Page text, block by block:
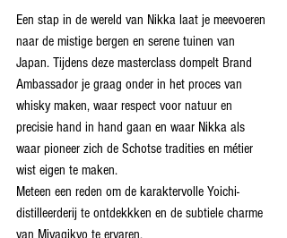
Een stap in de wereld van Nikka laat je meevoeren
naar de mistige bergen en serene tuinen van
Japan. Tijdens deze masterclass dompelt Brand
Ambassador je graag onder in het proces van
whisky maken, waar respect voor natuur en
precisie hand in hand gaan en waar Nikka als
waar pioneer zich de Schotse tradities en métier
wist eigen te maken.
Meteen een reden om de karaktervolle Yoichi-
distilleerderij te ontdekkken en de subtiele charme
van Miyagikyo te ervaren.